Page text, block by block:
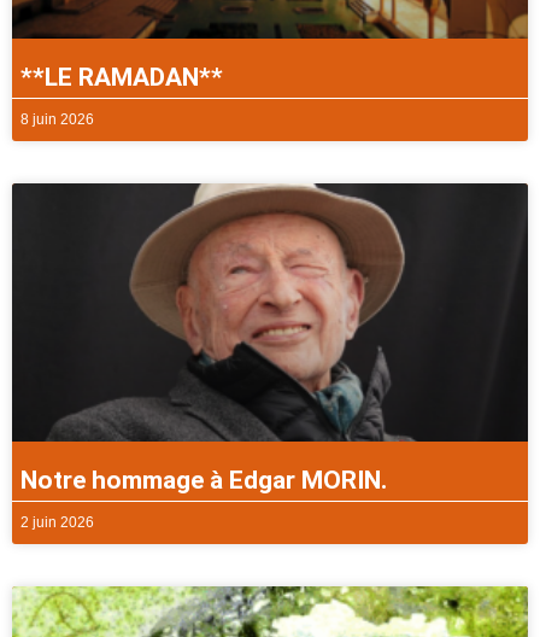
**LE RAMADAN**
8 juin 2026
Notre hommage à Edgar MORIN.
2 juin 2026